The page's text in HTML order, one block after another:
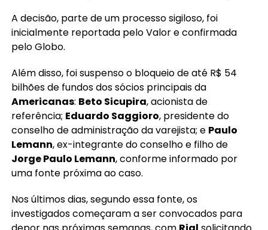
A decisão, parte de um processo sigiloso, foi
inicialmente reportada pelo Valor e confirmada
pelo Globo.
Além disso, foi suspenso o bloqueio de até R$ 54
bilhões de fundos dos sócios principais da
Americanas: Beto Sicupira, acionista de
referência; Eduardo Saggioro, presidente do
conselho de administração da varejista; e Paulo
Lemann, ex-integrante do conselho e filho de
Jorge Paulo Lemann, conforme informado por
uma fonte próxima ao caso.
Nos últimos dias, segundo essa fonte, os
investigados começaram a ser convocados para